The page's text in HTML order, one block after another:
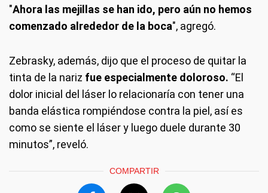
"Ahora las mejillas se han ido, pero aún no hemos
comenzado alrededor de la boca", agregó.
Zebrasky, además, dijo que el proceso de quitar la
tinta de la nariz fue especialmente doloroso. “El
dolor inicial del láser lo relacionaría con tener una
banda elástica rompiéndose contra la piel, así es
como se siente el láser y luego duele durante 30
minutos”, reveló.
COMPARTIR